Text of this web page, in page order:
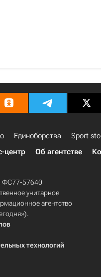
Единоборства Sport
центр Об агентстве
ФС77-57640
унитарное
агентство
технологий